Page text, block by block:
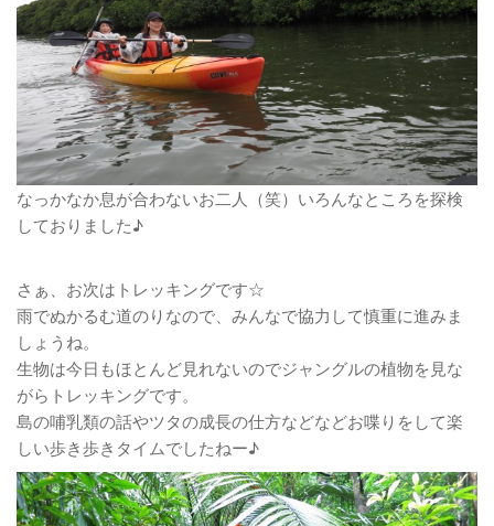
なっかなか息が合わないお二人（笑）いろんなところを探検
しておりました♪
さぁ、お次はトレッキングです☆
雨でぬかるむ道のりなので、みんなで協力して慎重に進みま
しょうね。
生物は今日もほとんど見れないのでジャングルの植物を見な
がらトレッキングです。
島の哺乳類の話やツタの成長の仕方などなどお喋りをして楽
しい歩き歩きタイムでしたねー♪